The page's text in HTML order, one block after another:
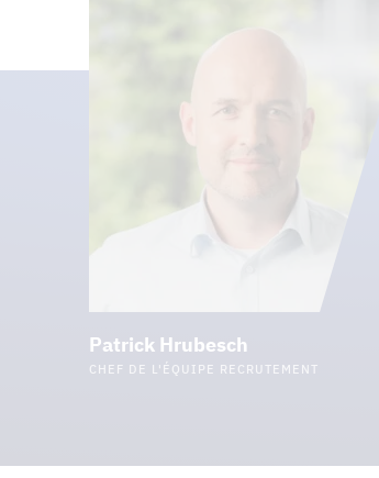
Patrick Hrubesch
CHEF DE L'ÉQUIPE RECRUTEMENT